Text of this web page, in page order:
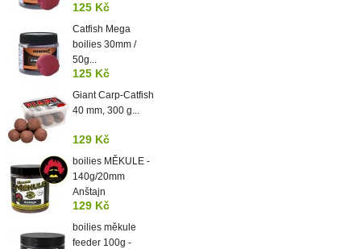
125 Kč
Catfish Mega
boilies 30mm /
50g...
125 Kč
Giant Carp-Catfish
40 mm, 300 g...
129 Kč
boilies MĚKULE -
140g/20mm
Anštajn
129 Kč
boilies měkule
feeder 100g -